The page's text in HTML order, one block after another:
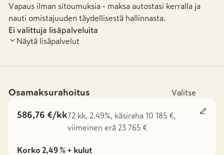
Vapaus ilman sitoumuksia - maksa autostasi kerralla ja
nauti omistajuuden täydellisestä hallinnasta.
Ei valittuja lisäpalveluita
Näytä lisäpalvelut
Osamaksurahoitus Valitse
586,76 €/kk72 kk, 2.49%, käsiraha 10 185 €,
viimeinen erä 23 765 €
Korko 2,49 % + kulut